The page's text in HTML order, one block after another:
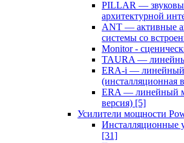
PILLAR —
архитектурной
ANT — активные
системы со
Monitor -
TAURA —
ERA-i — линейный
(инсталляционная
ERA — линейный
версия) [5]
Усилители мощности
Инсталляционные
[31]